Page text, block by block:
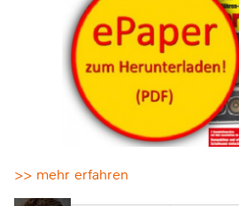
>> mehr erfahren